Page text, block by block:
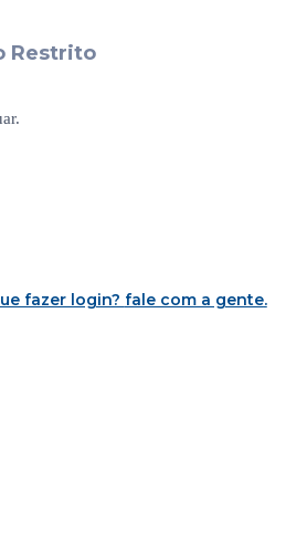
Restrito
fazer login? fale com a gente.